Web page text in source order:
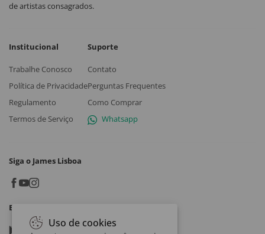
de artistas consagrados.
Institucional
Trabalhe Conosco
Política de Privacidade
Regulamento
Termos de Serviço
Suporte
Contato
Perguntas Frequentes
Como Comprar
Whatsapp
Siga o James Lisboa
Baixe o App
Google play
Uso de cookies